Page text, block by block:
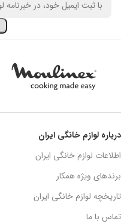
درباره لوازم خانگی ایران
اطلاعات لوازم خانگی ایران
برندهای ویژه همکار
تاریخچه لوازم خانگی ایران
تماس با ما